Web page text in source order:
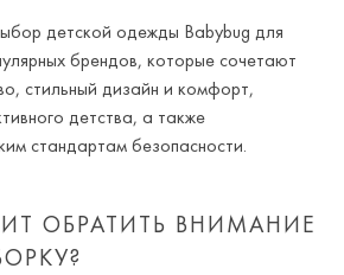
детской одежды Babybug для
брендов, которые сочетают
стильный дизайн и комфорт,
детства, а также
стандартам безопасности.
ОБРАТИТЬ ВНИМАНИЕ